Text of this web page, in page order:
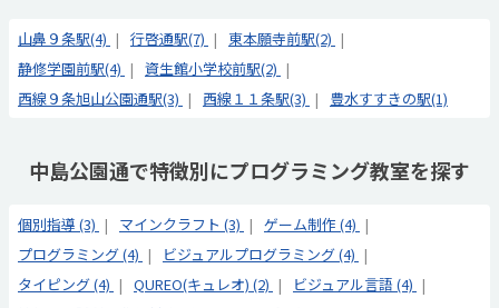
山鼻９条駅(4) 行啓通駅(7)
東本願寺前駅(2)
静修学園前駅(4)
資生館小学校前駅(2)
西線９条旭山公園通駅(3)
西線１１条駅(3) 豊水すすきの駅(1)
中島公園通で特徴別にプログラミング教室を探す
個別指導 (3) マインクラフト (3)
ゲーム制作 (4)
プログラミング (4)
ビジュアルプログラミング (4)
タイピング (4)
QUREO(キュレオ) (2)
ビジュアル言語 (4)